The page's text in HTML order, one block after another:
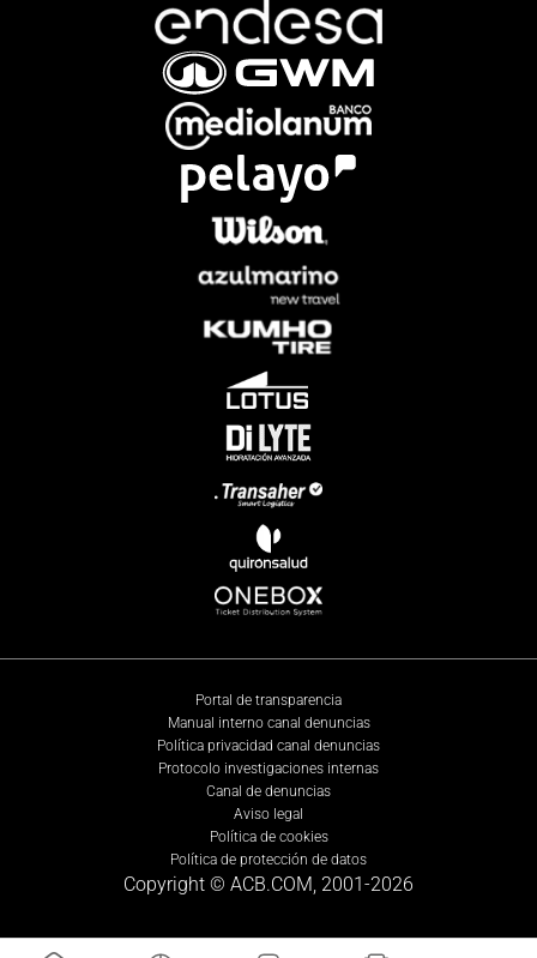
Portal de transparencia
Manual interno canal denuncias
Política privacidad canal denuncias
Protocolo investigaciones internas
Canal de denuncias
Aviso legal
Política de cookies
Política de protección de datos
Copyright © ACB.COM, 2001-2026